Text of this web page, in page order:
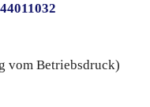
vom Betriebsdruck)